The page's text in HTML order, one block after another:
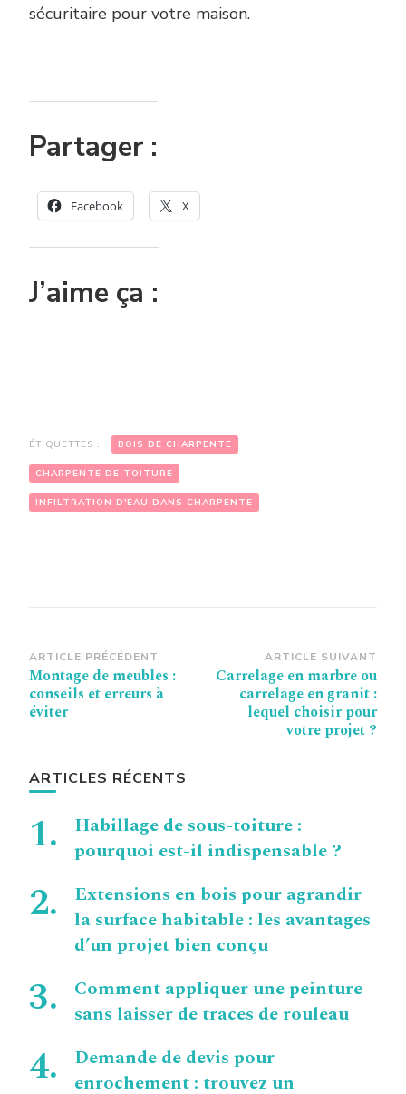
sécuritaire pour votre maison.
Partager :
Facebook X
J’aime ça :
ÉTIQUETTES : BOIS DE CHARPENTE
CHARPENTE DE TOITURE
INFILTRATION D'EAU DANS CHARPENTE
Navigation
d’article
ARTICLE PRÉCÉDENT
Montage de meubles :
conseils et erreurs à
éviter
ARTICLE SUIVANT
Carrelage en marbre ou
carrelage en granit :
lequel choisir pour
votre projet ?
ARTICLES RÉCENTS
Habillage de sous-toiture :
pourquoi est-il indispensable ?
Extensions en bois pour agrandir
la surface habitable : les avantages
d’un projet bien conçu
Comment appliquer une peinture
sans laisser de traces de rouleau
Demande de devis pour
enrochement : trouvez un